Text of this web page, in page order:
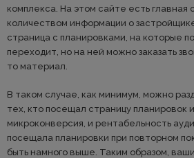
комплекса. На этом сайте есть главная
количеством информации о
страница с планировками, на которые
переходит, но на ней можно заказать
то материал.
В таком случае, как минимум, можно
тех, кто посещал страницу планировок
микроконверсия, и рентабельность
посещала планировки при повторном
быть намного выше. Таким образом,